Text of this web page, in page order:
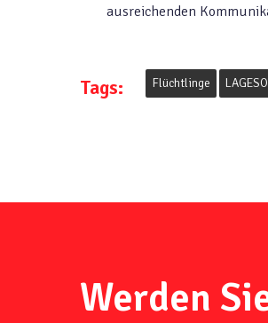
ausreichenden
Tags: Flüchtlinge LAGESO
Werden